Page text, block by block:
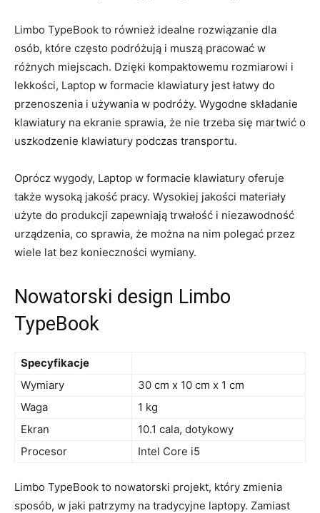
Limbo ‌TypeBook‌ to​ również idealne rozwiązanie dla
osób, ⁤które często ​podróżują i ​muszą ‌pracować w
różnych miejscach. Dzięki kompaktowemu​ rozmiarowi ⁢i
lekkości, Laptop​ w formacie klawiatury​ jest łatwy⁤ do
przenoszenia ⁤i używania w‌ podróży. Wygodne składanie
klawiatury ⁢na⁤ ekranie sprawia, że⁢ nie⁢ trzeba się martwić​ o
‍uszkodzenie klawiatury podczas transportu.
Oprócz wygody, Laptop w formacie klawiatury ‌oferuje
także wysoką jakość pracy.‌ Wysokiej jakości materiały
użyte‍ do​ produkcji ⁢zapewniają trwałość i niezawodność
urządzenia, ⁣co sprawia, że można⁢ na nim polegać przez
‌wiele ⁣lat bez ‌konieczności wymiany.
Nowatorski design⁣ Limbo
TypeBook
Specyfikacje
Wymiary
30 cm ​x‍ 10⁣ cm⁤ x 1 cm
Waga
1 ⁢kg
Ekran
10.1 cala, dotykowy
Procesor
Intel Core​ i5
Limbo​ TypeBook to nowatorski projekt, który⁣ zmienia
sposób, w​ jaki⁢ patrzymy na⁢ tradycyjne laptopy. Zamiast